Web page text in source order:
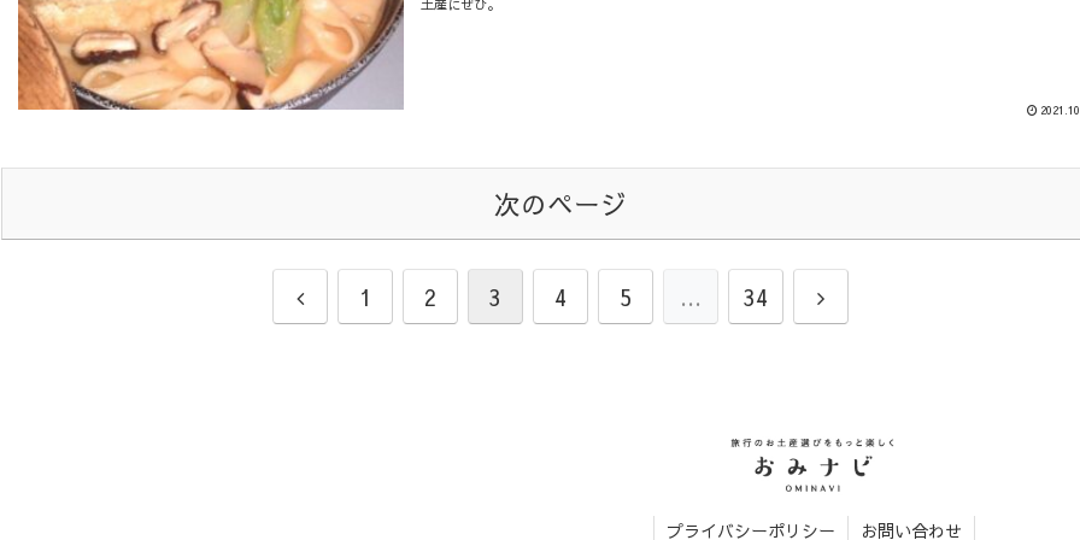
土産にぜひ。
次のページ
1 2 3 4 5 … 34
プライバシーポリシー お問い合わせ